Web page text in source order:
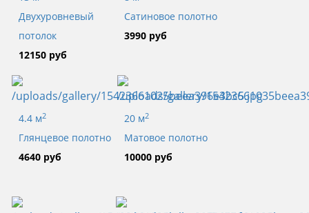
Двухуровневый
потолок
12150 руб
Сатиновое полотно
3990 руб
4.4 м2
Глянцевое полотно
4640 руб
20 м2
Матовое полотно
10000 руб